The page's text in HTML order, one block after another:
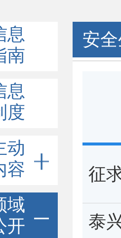
息
南
息
度
动
容
域
开
安
征
泰